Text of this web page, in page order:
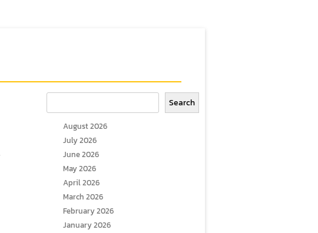
Search
August 2026
July 2026
June 2026
May 2026
April 2026
March 2026
February 2026
January 2026